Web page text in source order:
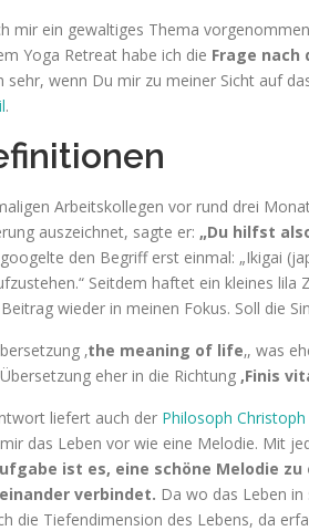
mir ein gewaltiges Thema
Yoga Retreat habe ich die Frage nach
sehr, wenn Du mir zu meiner Sicht auf
.
Arbeitskollegen vor rund drei
auszeichnet, sagte er: „Du hilfst
den Begriff erst einmal: „Ikigai
Seitdem haftet ein kleines
wieder in meinen Fokus. Soll die
‚the meaning of life‚, was
eher in die Richtung ‚Finis
liefert auch der Philosoph
das Leben vor wie eine Melodie. Mit
ist es, eine schöne Melodie
verbindet. Da wo das Leben
die Tiefendimension des Lebens, da